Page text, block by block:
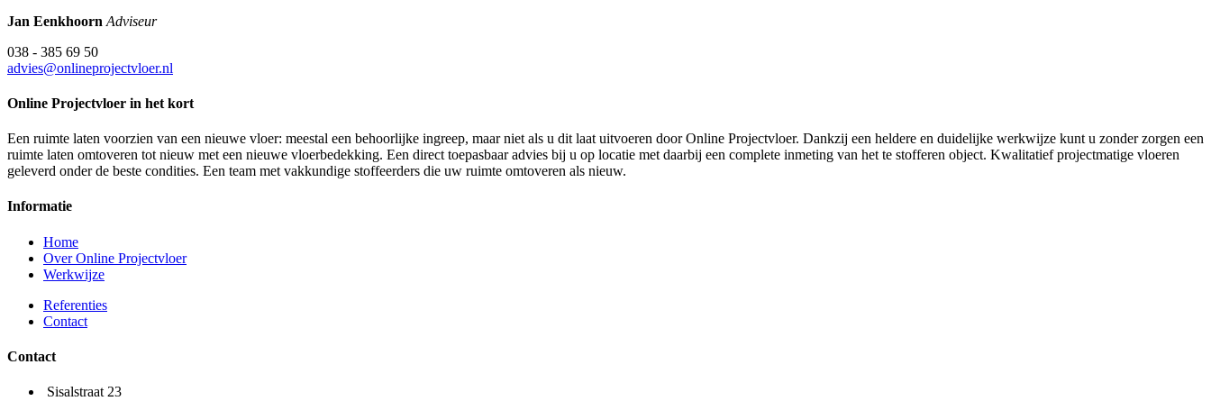
Jan Eenkhoorn Adviseur
038 - 385 69 50
advies@onlineprojectvloer.nl
Online Projectvloer in het kort
Een ruimte laten voorzien van een nieuwe vloer: meestal een behoorlijke ingreep, maar niet als u dit laat uitvoeren door Online Projectvloer. Dankzij een heldere en duidelijke werkwijze kunt u zonder zorgen een
ruimte laten omtoveren tot nieuw met een nieuwe vloerbedekking. Een direct toepasbaar advies bij u op locatie met daarbij een complete inmeting van het te stofferen object. Kwalitatief projectmatige vloeren
geleverd onder de beste condities. Een team met vakkundige stoffeerders die uw ruimte omtoveren als nieuw.
Informatie
Home
Over Online Projectvloer
Werkwijze
Referenties
Contact
Contact
Sisalstraat 23